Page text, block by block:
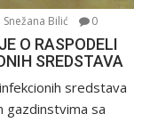
Snežana Bilić 0
O RASPODELI
SREDSTAVA
sredstava
gazdinstvima sa